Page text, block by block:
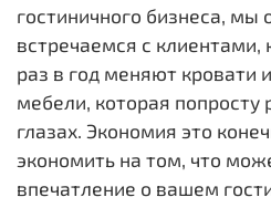
гостиничного бизнеса, мы
встречаемся с клиентами,
раз в год меняют кровати
мебели, которая попросту
глазах. Экономия это
экономить на том, что
впечатление о вашем